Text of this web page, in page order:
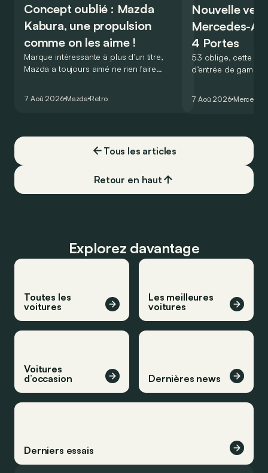
Concept oublié : Mazda
Kabura, une propulsion
comme on les aime !
Marque intéressante à plus d’un titre,
Mazda a toujours aimé ne rien faire
de la plus belle des manières…
7 Aoû 2026 Mazda Retro
Nouvelle
Mercedes-
4 Portes
53 oblige, cette
d’entrée de
moins…
7 Aoû 2026 Mercedes
Tous les articles
Retour en haut
Explorez davantage
Toutes les
voitures
Les meilleures
voitures
Voitures
d’occasion
Dernières news
Derniers essais